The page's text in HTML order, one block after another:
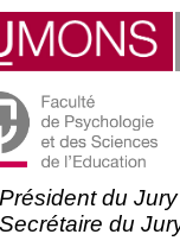
Président du
Secrétaire du